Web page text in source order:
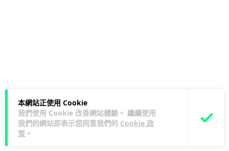
本網站正使用 Cookie
我們使用 Cookie 改善網站體驗。 繼續使用
我們的網站即表示您同意我們的 Cookie 政
策 。